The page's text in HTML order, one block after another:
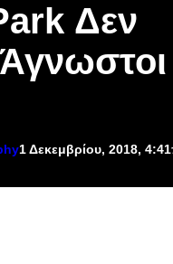
Δεν
1 Δεκεμβρίου, 2018,